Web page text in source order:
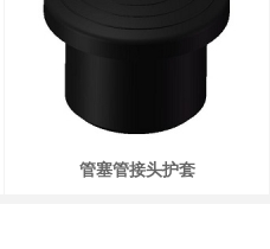
管塞管接头护套